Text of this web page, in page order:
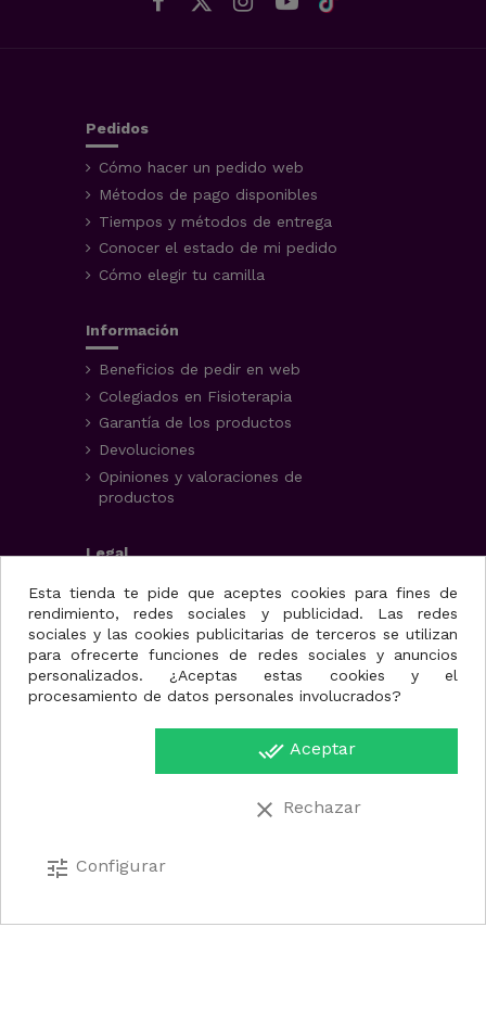
Disponible
producto se incluya en la preparación de su
Pedidos
Cómo hacer un pedido web
Métodos de pago disponibles
Tiempos y métodos de entrega
Conocer el estado de mi pedido
Cómo elegir tu camilla
Información
Beneficios de pedir en web
Colegiados en Fisioterapia
Garantía de los productos
Devoluciones
Opiniones y valoraciones de
productos
Legal
Aviso Legal
Condiciones generales
Política de privacidad
Uso de cookies
Fisioportunity S.L.
Avenida de la juventud,
25, nave A
30110. Cabezo de Torres
España.
info@fisioportunity.com
Esta tienda te pide que aceptes cookies para fines de
rendimiento, redes sociales y publicidad. Las redes
sociales y las cookies publicitarias de terceros se utilizan
para ofrecerte funciones de redes sociales y anuncios
personalizados. ¿Aceptas estas cookies y el
procesamiento de datos personales involucrados?
done_all Aceptar
clear Rechazar
tune Configurar